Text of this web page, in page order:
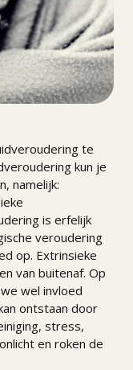
te
kun je
namelijk:
is erfelijk
veroudering
op. Extrinsieke
van buitenaf. Op
wel invloed
ontstaan door
stress,
en roken de